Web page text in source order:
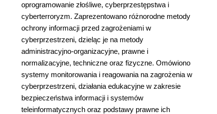
oprogramowanie złośliwe, cyberprzestępstwa i
cyberterroryzm. Zaprezentowano różnorodne metody
ochrony informacji przed zagrożeniami w
cyberprzestrzeni, dzieląc je na metody
administracyjno-organizacyjne, prawne i
normalizacyjne, techniczne oraz fizyczne. Omówiono
systemy monitorowania i reagowania na zagrożenia w
cyberprzestrzeni, działania edukacyjne w zakresie
bezpieczeństwa informacji i systemów
teleinformatycznych oraz podstawy prawne ich